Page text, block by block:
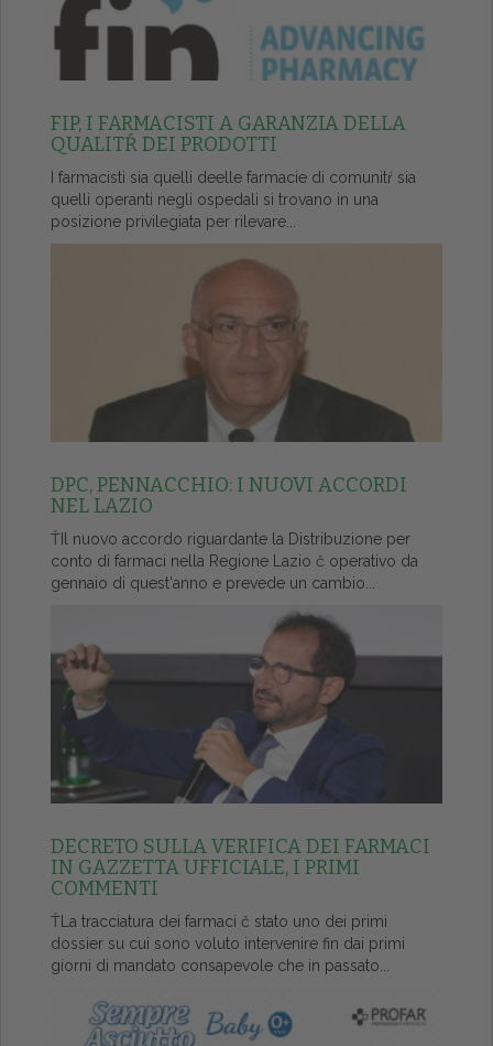
FIP, I FARMACISTI A GARANZIA DELLA
QUALITŔ DEI PRODOTTI
I farmacisti sia quelli deelle farmacie di comunitŕ sia
quelli operanti negli ospedali si trovano in una
posizione privilegiata per rilevare...
DPC, PENNACCHIO: I NUOVI ACCORDI
NEL LAZIO
ŤIl nuovo accordo riguardante la Distribuzione per
conto di farmaci nella Regione Lazio č operativo da
gennaio di quest'anno e prevede un cambio...
DECRETO SULLA VERIFICA DEI FARMACI
IN GAZZETTA UFFICIALE, I PRIMI
COMMENTI
ŤLa tracciatura dei farmaci č stato uno dei primi
dossier su cui sono voluto intervenire fin dai primi
giorni di mandato consapevole che in passato...